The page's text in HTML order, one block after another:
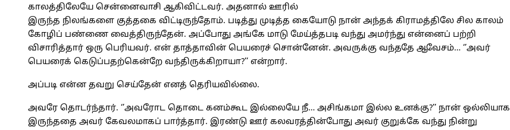
காலத்திலேயே சென்னைவாசி ஆகிவிட்டவர். அதனால் ஊரில்
இருந்த நிலங்களை குத்தகை விட்டிருந்தோம். படித்து முடித்த கையோடு நான் அந்தக் கிராமத்திலே சில காலம்
கோழிப் பண்ணை வைத்திருந்தேன். அப்போது அங்கே மாடு மேய்த்தபடி வந்து அமர்ந்து என்னைப் பற்றி
விசாரித்தார் ஒரு பெரியவர். என் தாத்தாவின் பெயரைச் சொன்னேன். அவருக்கு வந்ததே ஆவேசம்… ‘’அவர்
பெயரைக் கெடுப்பதற்கென்றே வந்திருக்கிறாயா?’’ என்றார்.
அப்படி என்ன தவறு செய்தேன் எனத் தெரியவில்லை.
அவரே தொடர்ந்தார். ‘’அவரோட தொடை கனம்கூட இல்லையே நீ… அசிங்கமா இல்ல உனக்கு?’’ நான் ஒல்லியாக
இருந்ததை அவர் கேவலமாகப் பார்த்தார். இரண்டு ஊர் கலவரத்தின்போது அவர் குறுக்கே வந்து நின்று